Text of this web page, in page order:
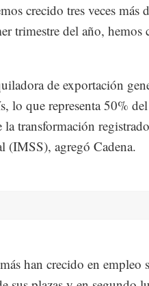
crecido tres veces
trimestre del año, hemos
de exportación
lo que representa 50%
la transformación
(IMSS), agregó Cadena.
han crecido en